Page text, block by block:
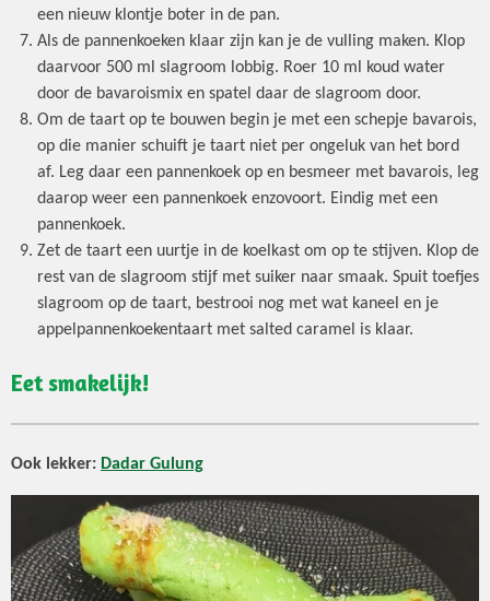
een nieuw klontje boter in de pan.
Als de pannenkoeken klaar zijn kan je de vulling maken. Klop
daarvoor 500 ml slagroom lobbig. Roer 10 ml koud water
door de bavaroismix en spatel daar de slagroom door.
Om de taart op te bouwen begin je met een schepje bavarois,
op die manier schuift je taart niet per ongeluk van het bord
af. Leg daar een pannenkoek op en besmeer met bavarois, leg
daarop weer een pannenkoek enzovoort. Eindig met een
pannenkoek.
Zet de taart een uurtje in de koelkast om op te stijven. Klop de
rest van de slagroom stijf met suiker naar smaak. Spuit toefjes
slagroom op de taart, bestrooi nog met wat kaneel en je
appelpannenkoekentaart met salted caramel is klaar.
Eet smakelijk!
Ook lekker: Dadar Gulung